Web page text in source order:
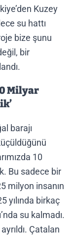
Kuzey
su hattı
bize şunu
bir
Milyar
barajı
10
Bu sadece bir
milyon insanın
yılında birkaç
su kalmadı.
Çatalan